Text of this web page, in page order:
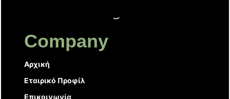
Company
Αρχική
Εταιρικό Προφίλ
Επικοινωνία